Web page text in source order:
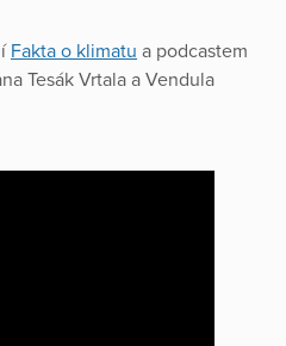
Fakta o klimatu a podcastem
Tesák Vrtala a Vendula